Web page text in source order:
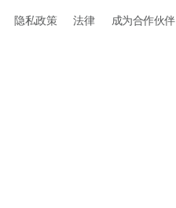
隐私政策 法律 成为合作伙伴